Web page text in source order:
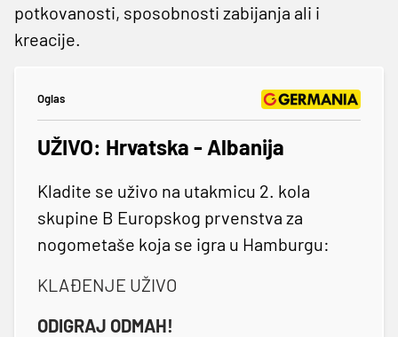
potkovanosti, sposobnosti zabijanja ali i
kreacije.
Oglas
UŽIVO: Hrvatska - Albanija
Kladite se uživo na utakmicu 2. kola
skupine B Europskog prvenstva za
nogometaše koja se igra u Hamburgu:
KLAĐENJE UŽIVO
ODIGRAJ ODMAH!